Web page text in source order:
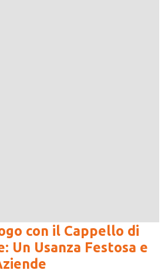
con il Cappello di
Un Usanza Festosa e